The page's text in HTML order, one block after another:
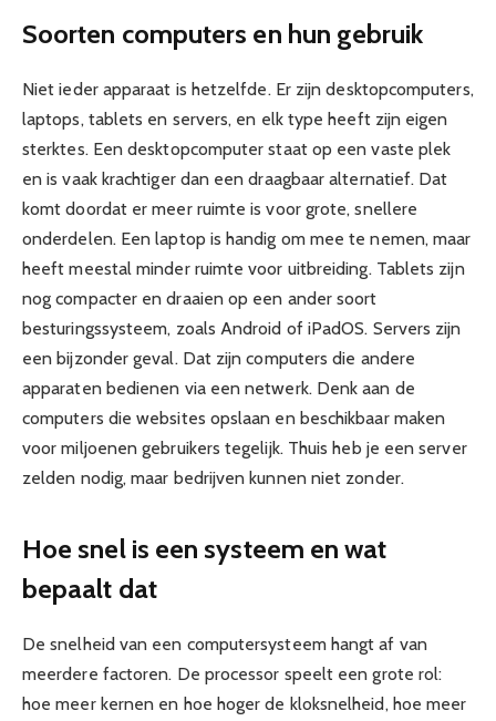
Soorten computers en hun gebruik
Niet ieder apparaat is hetzelfde. Er zijn desktopcomputers,
laptops, tablets en servers, en elk type heeft zijn eigen
sterktes. Een desktopcomputer staat op een vaste plek
en is vaak krachtiger dan een draagbaar alternatief. Dat
komt doordat er meer ruimte is voor grote, snellere
onderdelen. Een laptop is handig om mee te nemen, maar
heeft meestal minder ruimte voor uitbreiding. Tablets zijn
nog compacter en draaien op een ander soort
besturingssysteem, zoals Android of iPadOS. Servers zijn
een bijzonder geval. Dat zijn computers die andere
apparaten bedienen via een netwerk. Denk aan de
computers die websites opslaan en beschikbaar maken
voor miljoenen gebruikers tegelijk. Thuis heb je een server
zelden nodig, maar bedrijven kunnen niet zonder.
Hoe snel is een systeem en wat
bepaalt dat
De snelheid van een computersysteem hangt af van
meerdere factoren. De processor speelt een grote rol:
hoe meer kernen en hoe hoger de kloksnelheid, hoe meer